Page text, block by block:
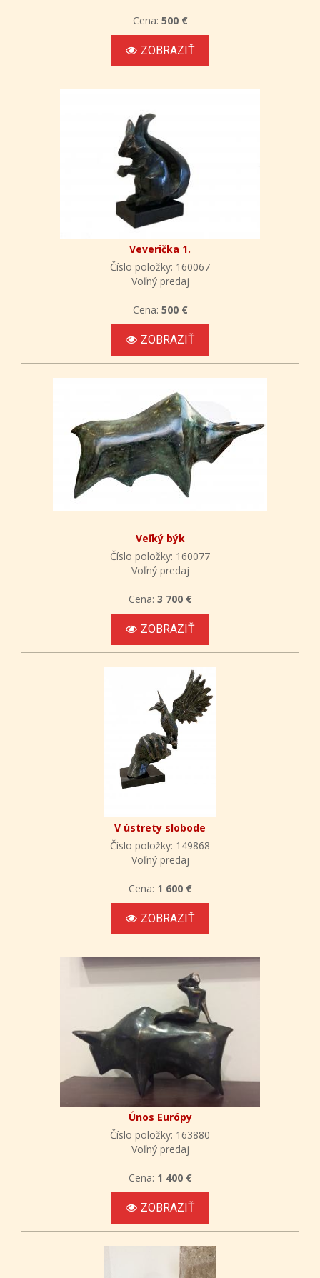
Cena: 500 €
ZOBRAZIŤ
Veverička 1.
Číslo položky: 160067
Voľný predaj
Cena: 500 €
ZOBRAZIŤ
Veľký býk
Číslo položky: 160077
Voľný predaj
Cena: 3 700 €
ZOBRAZIŤ
V ústrety slobode
Číslo položky: 149868
Voľný predaj
Cena: 1 600 €
ZOBRAZIŤ
Únos Európy
Číslo položky: 163880
Voľný predaj
Cena: 1 400 €
ZOBRAZIŤ